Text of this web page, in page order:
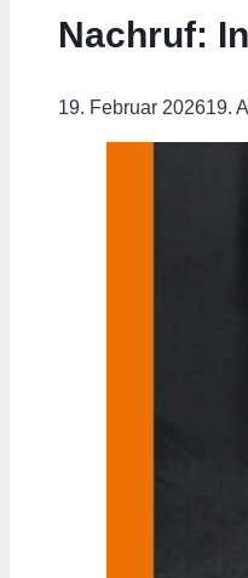
Nachruf:
19. Februar 202619.